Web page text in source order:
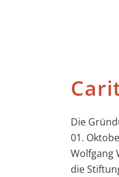
Die
01.
Wolfgang
die